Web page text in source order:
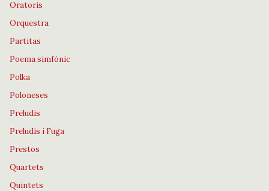
Oratoris
Orquestra
Partitas
Poema simfònic
Polka
Poloneses
Preludis
Preludis i Fuga
Prestos
Quartets
Quintets